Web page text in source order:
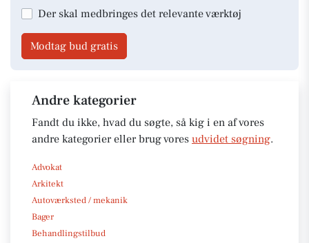
Der skal medbringes det relevante værktøj
Modtag bud gratis
Andre kategorier
Fandt du ikke, hvad du søgte, så kig i en af vores
andre kategorier eller brug vores udvidet søgning.
Advokat
Arkitekt
Autoværksted / mekanik
Bager
Behandlingstilbud